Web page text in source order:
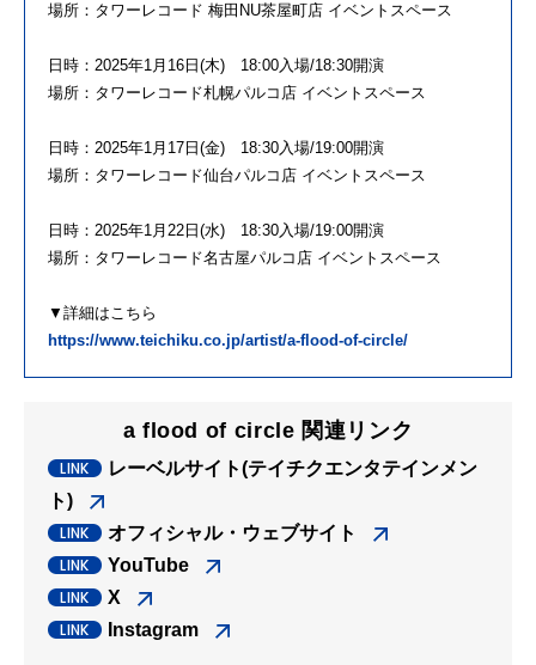
場所：タワーレコード 梅田NU茶屋町店 イベントスペース
日時：2025年1月16日(木) 18:00入場/18:30開演
場所：タワーレコード札幌パルコ店 イベントスペース
日時：2025年1月17日(金) 18:30入場/19:00開演
場所：タワーレコード仙台パルコ店 イベントスペース
日時：2025年1月22日(水) 18:30入場/19:00開演
場所：タワーレコード名古屋パルコ店 イベントスペース
▼詳細はこちら
https://www.teichiku.co.jp/artist/a-flood-of-circle/
a flood of circle 関連リンク
レーベルサイト(テイチクエンタテインメン
ト)
オフィシャル・ウェブサイト
YouTube
X
Instagram